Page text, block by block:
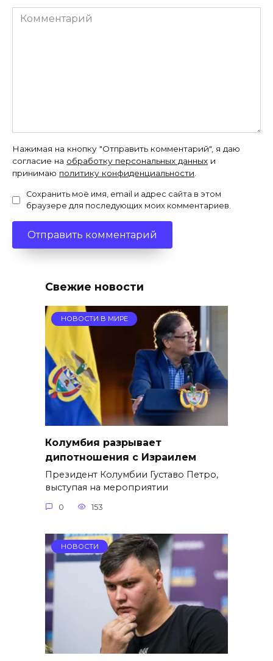
Комментарий
Нажимая на кнопку "Отправить комментарий", я даю
согласие на обработку персональных данных и
принимаю политику конфиденциальности.
Сохранить моё имя, email и адрес сайта в этом
браузере для последующих моих комментариев.
Свежие новости
НОВОСТИ В МИРЕ
Колумбия разрывает
дипотношения с Израилем
Президент Колумбии Густаво Петро,
выступая на мероприятии
0 153
НОВОСТИ